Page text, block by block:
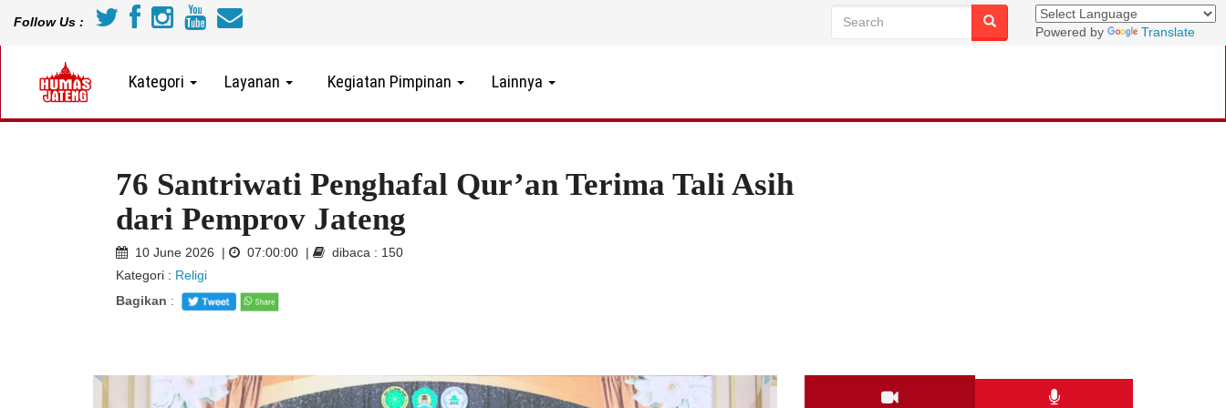
Follow Us :
Powered by Translate
Kategori Layanan Kegiatan Pimpinan Lainnya
76 Santriwati Penghafal Qur’an Terima Tali Asih
dari Pemprov Jateng
10 June 2026 | 07:00:00 |
dibaca : 150
Kategori : Religi
Bagikan :